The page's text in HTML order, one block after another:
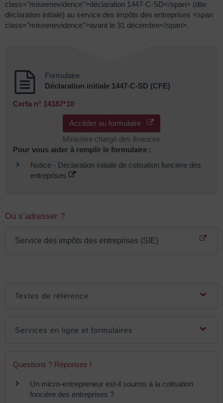
class="miseenevidence">déclaration 1447-C-SD</span> (dite
déclaration initiale) au service des impôts des entreprises <span
class="miseenevidence">avant le 31 décembre</span>.
Formulaire
Déclaration initiale 1447-C-SD (CFE)
Cerfa n° 14187*10
Accéder au formulaire
Ministère chargé des finances
Pour vous aider à remplir le formulaire :
Notice - Déclaration initiale de cotisation foncière des
entreprises
Où s’adresser ?
Service des impôts des entreprises (SIE)
Textes de référence
Services en ligne et formulaires
Questions ? Réponses !
Un micro-entrepreneur est-il soumis à la cotisation
foncière des entreprises ?